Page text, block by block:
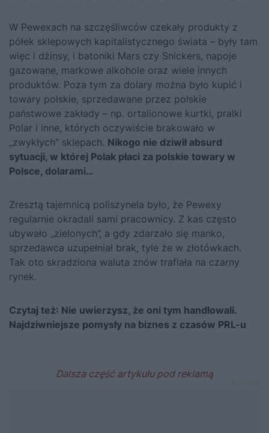
W Pewexach na szczęśliwców czekały produkty z
półek sklepowych kapitalistycznego świata – były tam
więc i dżinsy, i batoniki Mars czy Snickers, napoje
gazowane, markowe alkohole oraz wiele innych
produktów. Poza tym za dolary można było kupić i
towary polskie, sprzedawane przez polskie
państwowe zakłady – np. ortalionowe kurtki, pralki
Polar i inne, których oczywiście brakowało w
„zwykłych” sklepach. Nikogo nie dziwił absurd
sytuacji, w której Polak płaci za polskie towary w
Polsce, dolarami…
Zresztą tajemnicą poliszynela było, że Pewexy
regularnie okradali sami pracownicy. Z kas często
ubywało „zielonych”, a gdy zdarzało się manko,
sprzedawca uzupełniał brak, tyle że w złotówkach.
Tak oto skradziona waluta znów trafiała na czarny
rynek.
Czytaj też: Nie uwierzysz, że oni tym handlowali.
Najdziwniejsze pomysły na biznes z czasów PRL-u